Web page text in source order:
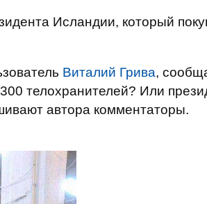
Исландии, который
Виталий Грива,
телохранителей? Или
автора комментаторы.